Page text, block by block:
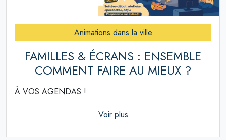
Animations dans la ville
FAMILLES & ÉCRANS : ENSEMBLE
COMMENT FAIRE AU MIEUX ?
À VOS AGENDAS !
Voir plus